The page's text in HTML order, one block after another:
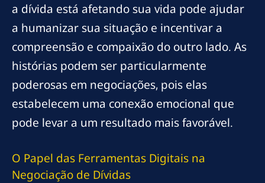
a dívida está afetando sua vida pode ajudar
a humanizar sua situação e incentivar a
compreensão e compaixão do outro lado. As
histórias podem ser particularmente
poderosas em negociações, pois elas
estabelecem uma conexão emocional que
pode levar a um resultado mais favorável.
O Papel das Ferramentas Digitais na
Negociação de Dívidas